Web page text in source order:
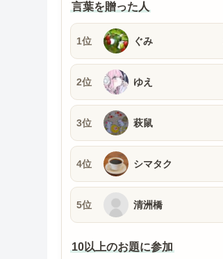
言葉を贈った人
1位 ぐみ
2位 ゆえ
3位 萩鼠
4位 シマタク
5位 清洲橋
10以上のお題に参加